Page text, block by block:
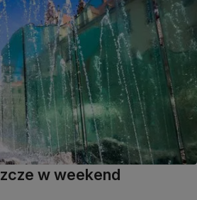
w weekend